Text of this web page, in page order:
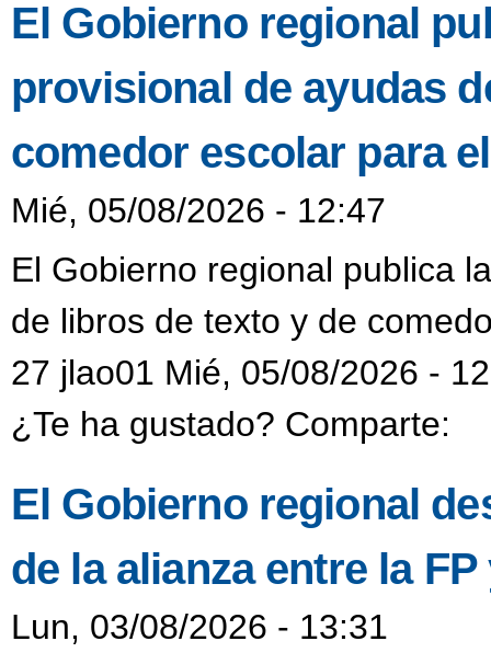
El Gobierno regional
provisional de ayudas
comedor escolar para
Mié, 05/08/2026 - 12:47
El Gobierno regional publica
de libros de texto y de
27 jlao01 Mié, 05/08/2026 -
¿Te ha gustado? Comparte:
El Gobierno regional
de la alianza entre la
Lun, 03/08/2026 - 13:31